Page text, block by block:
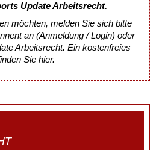
Update Arbeitsrecht.
möchten, melden Sie sich bitte
an (Anmeldung / Login) oder
Arbeitsrecht. Ein kostenfreies
Sie hier.